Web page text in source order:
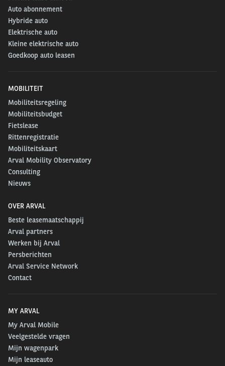
Auto abonnement
Hybride auto
Elektrische auto
Kleine elektrische auto
Goedkoop auto leasen
MOBILITEIT
Mobiliteitsregeling
Mobiliteitsbudget
Fietslease
Rittenregistratie
Mobiliteitskaart
Arval Mobility Observatory
Consulting
Nieuws
OVER ARVAL
Beste leasemaatschappij
Arval partners
Werken bij Arval
Persberichten
Arval Service Network
Contact
MY ARVAL
My Arval Mobile
Veelgestelde vragen
Mijn wagenpark
Mijn leaseauto